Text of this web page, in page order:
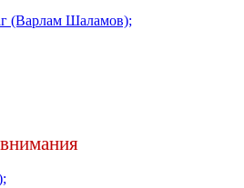
(Варлам Шаламов);